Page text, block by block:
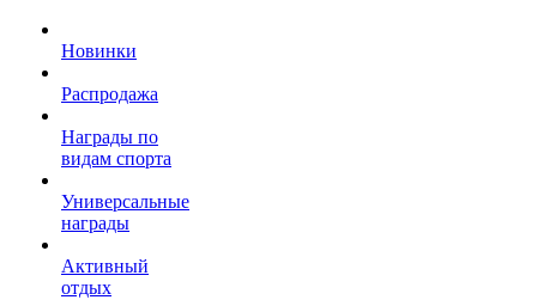
Новинки
Распродажа
Награды по
видам спорта
Универсальные
награды
Активный
отдых